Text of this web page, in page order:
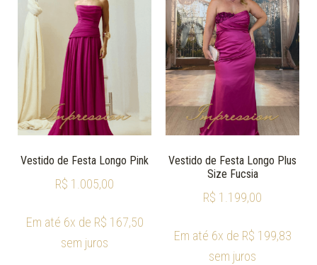
Vestido de Festa Longo Pink
R$ 1.005,00
Em até 6x de R$ 167,50
sem juros
Vestido de Festa Longo Plus
Size Fucsia
R$ 1.199,00
Em até 6x de R$ 199,83
sem juros